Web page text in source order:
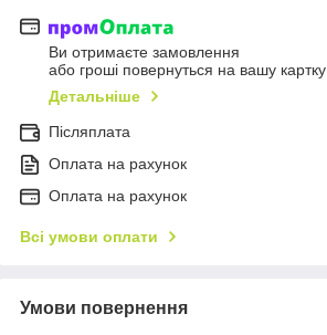
Ви отримаєте замовлення
або гроші повернуться на вашу картку
Детальніше
Післяплата
Оплата на рахунок
Оплата на рахунок
Всі умови оплати
Умови повернення